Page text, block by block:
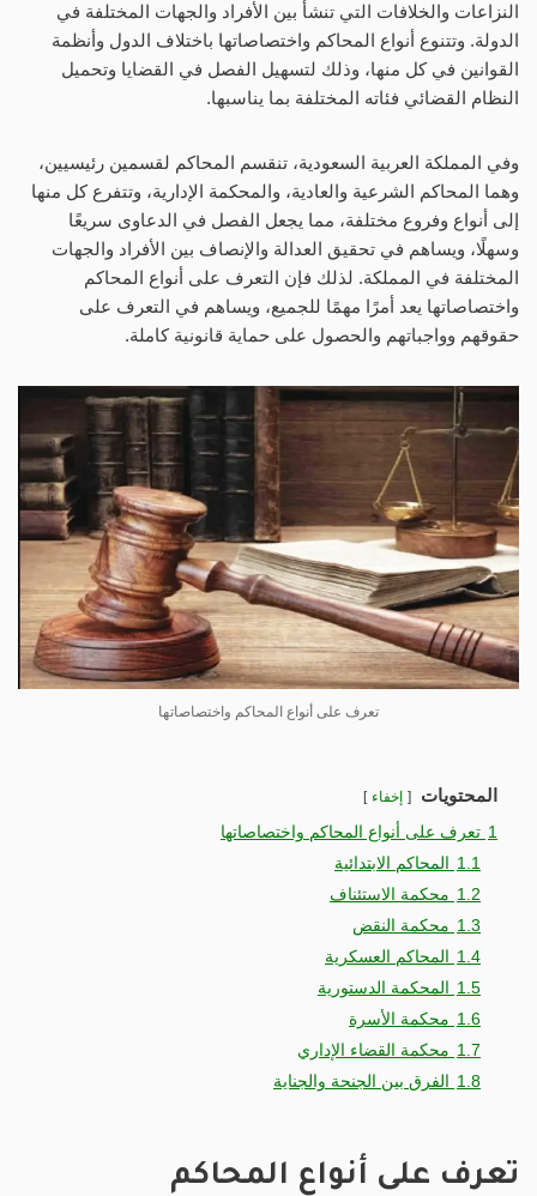
النزاعات والخلافات التي تنشأ بين الأفراد والجهات المختلفة في
الدولة. وتتنوع أنواع المحاكم واختصاصاتها باختلاف الدول وأنظمة
القوانين في كل منها، وذلك لتسهيل الفصل في القضايا وتحميل
النظام القضائي فئاته المختلفة بما يناسبها.
وفي المملكة العربية السعودية، تنقسم المحاكم لقسمين رئيسيين،
وهما المحاكم الشرعية والعادية، والمحكمة الإدارية، وتتفرع كل منها
إلى أنواع وفروع مختلفة، مما يجعل الفصل في الدعاوى سريعًا
وسهلًا، ويساهم في تحقيق العدالة والإنصاف بين الأفراد والجهات
المختلفة في المملكة. لذلك فإن التعرف على أنواع المحاكم
واختصاصاتها يعد أمرًا مهمًا للجميع، ويساهم في التعرف على
حقوقهم وواجباتهم والحصول على حماية قانونية كاملة.
تعرف على أنواع المحاكم واختصاصاتها
المحتويات إخفاء
1 تعرف على أنواع المحاكم واختصاصاتها
1.1
المحاكم الابتدائية
1.2 محكمة الاستئناف
1.3 محكمة النقض
1.4
المحاكم العسكرية
1.5
المحكمة الدستورية
1.6 محكمة الأسرة
1.7 محكمة القضاء الإداري
1.8
الفرق بين الجنحة والجناية
تعرف على أنواع المحاكم